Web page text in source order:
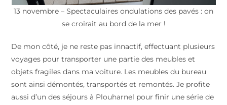
13 novembre – Spectaculaires ondulations des pavés : on
se croirait au bord de la mer !
De mon côté, je ne reste pas innactif, effectuant plusieurs
voyages pour transporter une partie des meubles et
objets fragiles dans ma voiture. Les meubles du bureau
sont ainsi démontés, transportés et remontés. Je profite
aussi d’un des séjours à Plouharnel pour finir une série de